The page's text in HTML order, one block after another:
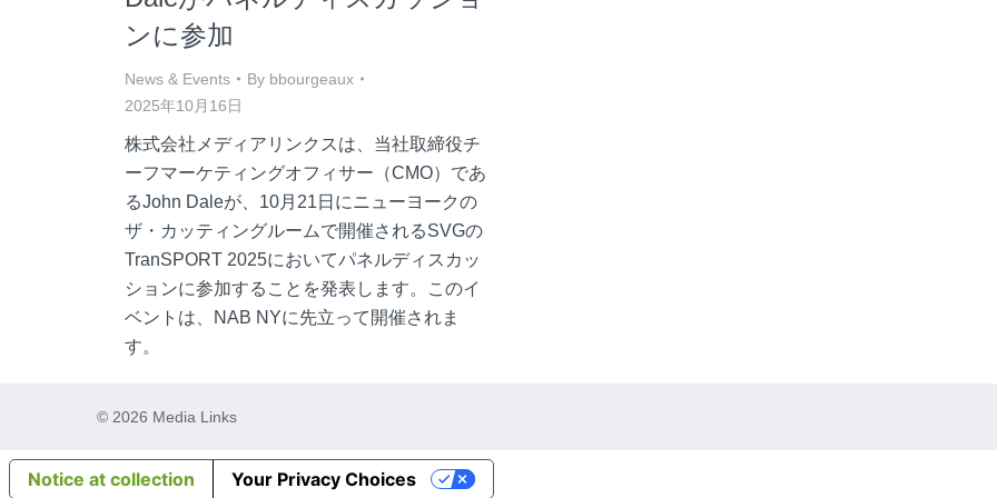
ンに参加
News & Events By bbourgeaux
2025年10月16日
株式会社メディアリンクスは、当社取締役チ
ーフマーケティングオフィサー（CMO）であ
るJohn Daleが、10月21日にニューヨークの
ザ・カッティングルームで開催されるSVGの
TranSPORT 2025においてパネルディスカッ
ションに参加することを発表します。このイ
ベントは、NAB NYに先立って開催されま
す。
© 2026 Media Links
Notice at collection Your Privacy Choices